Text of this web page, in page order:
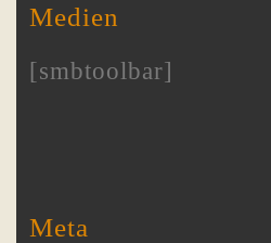
Medien
[smbtoolbar]
Meta